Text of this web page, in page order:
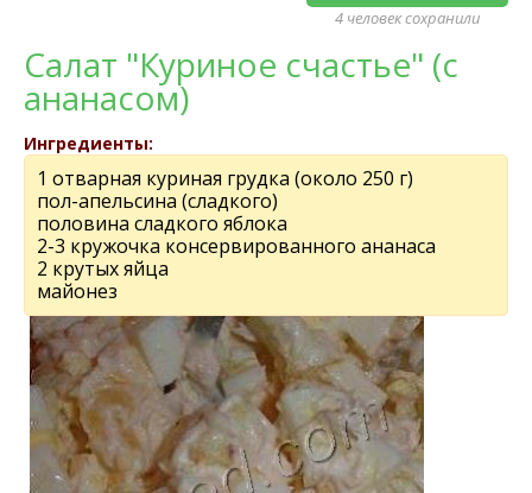
4 человек сохранили
Салат "Куриное счастье" (с
ананасом)
Ингредиенты:
1 отварная куриная грудка (около 250 г)
пол-апельсина (сладкого)
половина сладкого яблока
2-3 кружочка консервированного ананаса
2 крутых яйца
майонез